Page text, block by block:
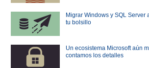
Migrar Windows y SQL Server
tu bolsillo
Un ecosistema Microsoft aún
contamos los detalles